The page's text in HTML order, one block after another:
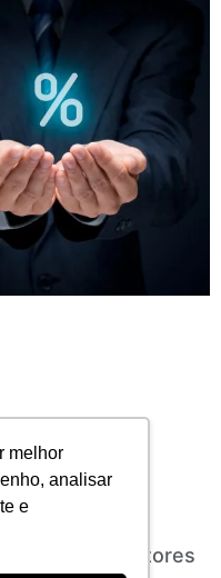
melhor
analisar
e
corretores